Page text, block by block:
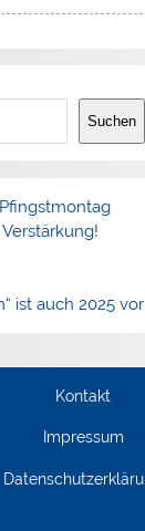
Suchen
ist auch 2025
Kontakt
Impressum